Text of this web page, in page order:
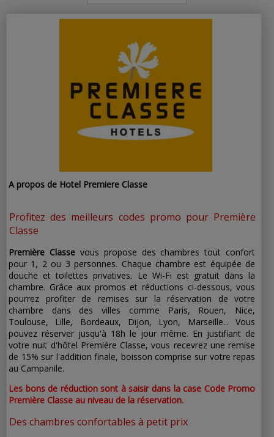
pour les
abonnés
A propos de Hotel Premiere Classe
Profitez des meilleurs codes promo pour Première
Classe
Première Classevous propose des chambres tout confort
pour 1, 2 ou 3 personnes. Chaque chambre est équipée de
douche et toilettes privatives. Le Wi-Fi est gratuit dans la
chambre. Grâce aux promos et réductions ci-dessous, vous
pourrez profiter de remises sur la réservation de votre
chambre dans des villes comme Paris, Rouen, Nice,
Toulouse, Lille, Bordeaux, Dijon, Lyon, Marseille... Vous
pouvez réserver jusqu'à 18h le jour même. En justifiant de
votre nuit d'hôtel Première Classe, vous recevrez une remise
de 15% sur l'addition finale, boisson comprise sur votre repas
au Campanile.
Les bons de réduction sont à saisir dans la case Code Promo
Première Classe au niveau de la réservation.
Des chambres confortables à petit prix